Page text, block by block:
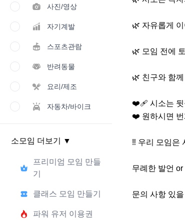
사진/영상
자기계발
스포츠관람
반려동물
요리/제조
자동차/바이크
소모임 더보기 ▼
프리미엄 모임 만들
기
클래스 모임 만들기
파워 유저 이용권
🌿 자유롭게
🌿 모임 전에
🌿 친구와 함
❤️‍🩹 시소는 뒷
❤️ 원하시면 번
‼️ 우리 모임은
무례한 발언
문의 사항 있